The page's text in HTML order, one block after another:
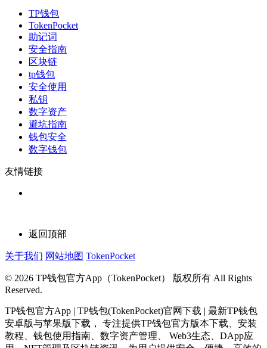
TP钱包
TokenPocket
助记词
安全指南
区块链
tp钱包
安全使用
私钥
数字资产
避坑指南
钱包安全
数字钱包
友情链接
返回顶部
关于我们 网站地图 TokenPocket
© 2026 TP钱包官方App（TokenPocket） 版权所有 All Rights
Reserved.
TP钱包官方App | TP钱包(TokenPocket)官网下载 | 最新TP钱包
安卓版与苹果版下载， 专注提供TP钱包官方版本下载、安装
教程、钱包使用指南、数字资产管理、 Web3生态、DApp应